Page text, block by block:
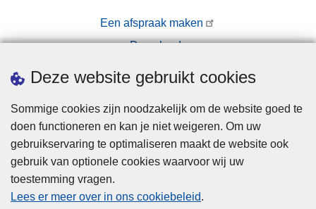
Deze website gebruikt cookies
Sommige cookies zijn noodzakelijk om de website goed te
doen functioneren en kan je niet weigeren. Om uw
gebruikservaring te optimaliseren maakt de website ook
gebruik van optionele cookies waarvoor wij uw
toestemming vragen.
Lees er meer over in ons cookiebeleid.
Een afspraak maken
Downloads
Privacy